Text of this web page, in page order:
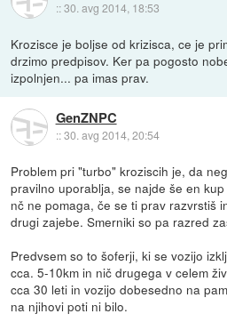
::30. avg 2014, 18:53
Krozisce je boljse od krizisca, ce je
drzimo predpisov. Ker pa pogosto
izpolnjen... pa imas prav.
GenZNPC
::30. avg 2014, 20:54
Problem pri "turbo" kroziscih je, da
pravilno uporablja, se najde še en
nč ne pomaga, če se ti prav razvrstiš
drugi zajebe. Smerniki so pa razred
Predvsem so to šoferji, ki se vozijo
cca. 5-10km in nič drugega v celem
cca 30 leti in vozijo dobesedno na
na njihovi poti ni bilo.